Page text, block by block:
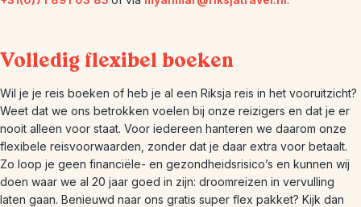
Volledig flexibel boeken
Wil je je reis boeken of heb je al een Riksja reis in het vooruitzicht?
Weet dat we ons betrokken voelen bij onze reizigers en dat je er
nooit alleen voor staat. Voor iedereen hanteren we daarom onze
flexibele reisvoorwaarden, zonder dat je daar extra voor betaalt.
Zo loop je geen financiële- en gezondheidsrisico’s en kunnen wij
doen waar we al 20 jaar goed in zijn: droomreizen in vervulling
laten gaan. Benieuwd naar ons gratis super flex pakket? Kijk dan